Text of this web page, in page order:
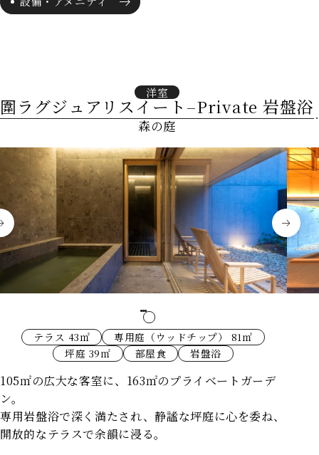
洋室
圍ラグジュアリスイート–Private 岩盤浴
森の庭
テラス 43㎡
専用庭（ウッドチップ） 81㎡
坪庭 39㎡
部屋食 岩盤浴
105㎡の広大な客室に、163㎡のプライベートガーデ
ン。
専用岩盤浴で深く満たされ、静謐な坪庭に心を委ね、
開放的なテラスで余韻に浸る。
ポイントプログラム
宿泊予約システム宿泊規約
食物アレルギー対応基本方針
グループ施設一覧